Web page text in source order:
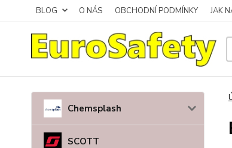
BLOG O NÁS OBCHODNÍ PODMÍNKY JAK
Chemsplash
SCOTT